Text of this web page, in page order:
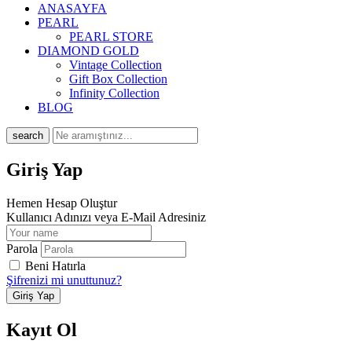
ANASAYFA
PEARL
PEARL STORE
DIAMOND GOLD
Vintage Collection
Gift Box Collection
Infinity Collection
BLOG
search
Giriş Yap
Hemen Hesap Oluştur
Kullanıcı Adınızı veya E-Mail Adresiniz
Parola
Beni Hatırla
Şifrenizi mi unuttunuz?
Kayıt Ol